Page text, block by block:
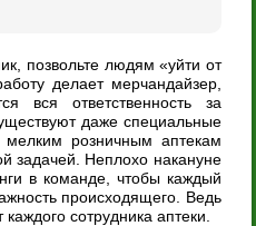
позвольте людям «уйти от
делает мерчандайзер,
вся ответственность за
даже специальные
розничным аптекам
задачей. Неплохо накануне
в команде, чтобы каждый
происходящего. Ведь
сотрудника аптеки.